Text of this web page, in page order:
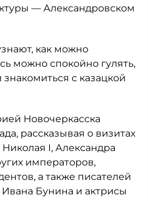
— Александровском
как можно
можно спокойно гулять,
с казацкой
Новочеркасска
рассказывая о визитах
I, Александра
императоров,
а также писателей
Бунина и актрисы